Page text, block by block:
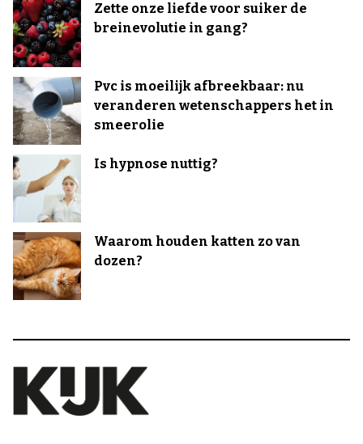
Zette onze liefde voor suiker de
breinevolutie in gang?
Pvc is moeilijk afbreekbaar: nu
veranderen wetenschappers het in
smeerolie
Is hypnose nuttig?
Waarom houden katten zo van
dozen?